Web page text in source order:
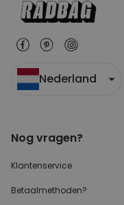
Nederland
Nog vragen?
Klantenservice
Betaalmethoden?